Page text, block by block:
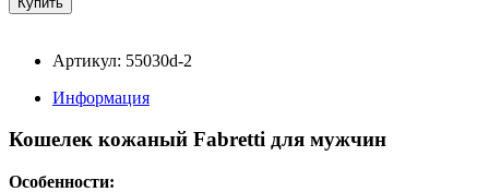
Артикул: 55030d-2
Информация
Кошелек кожаный Fabretti для мужчин
Особенности: